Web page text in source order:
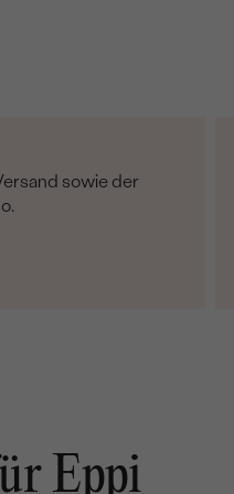
sowie der
Eppi